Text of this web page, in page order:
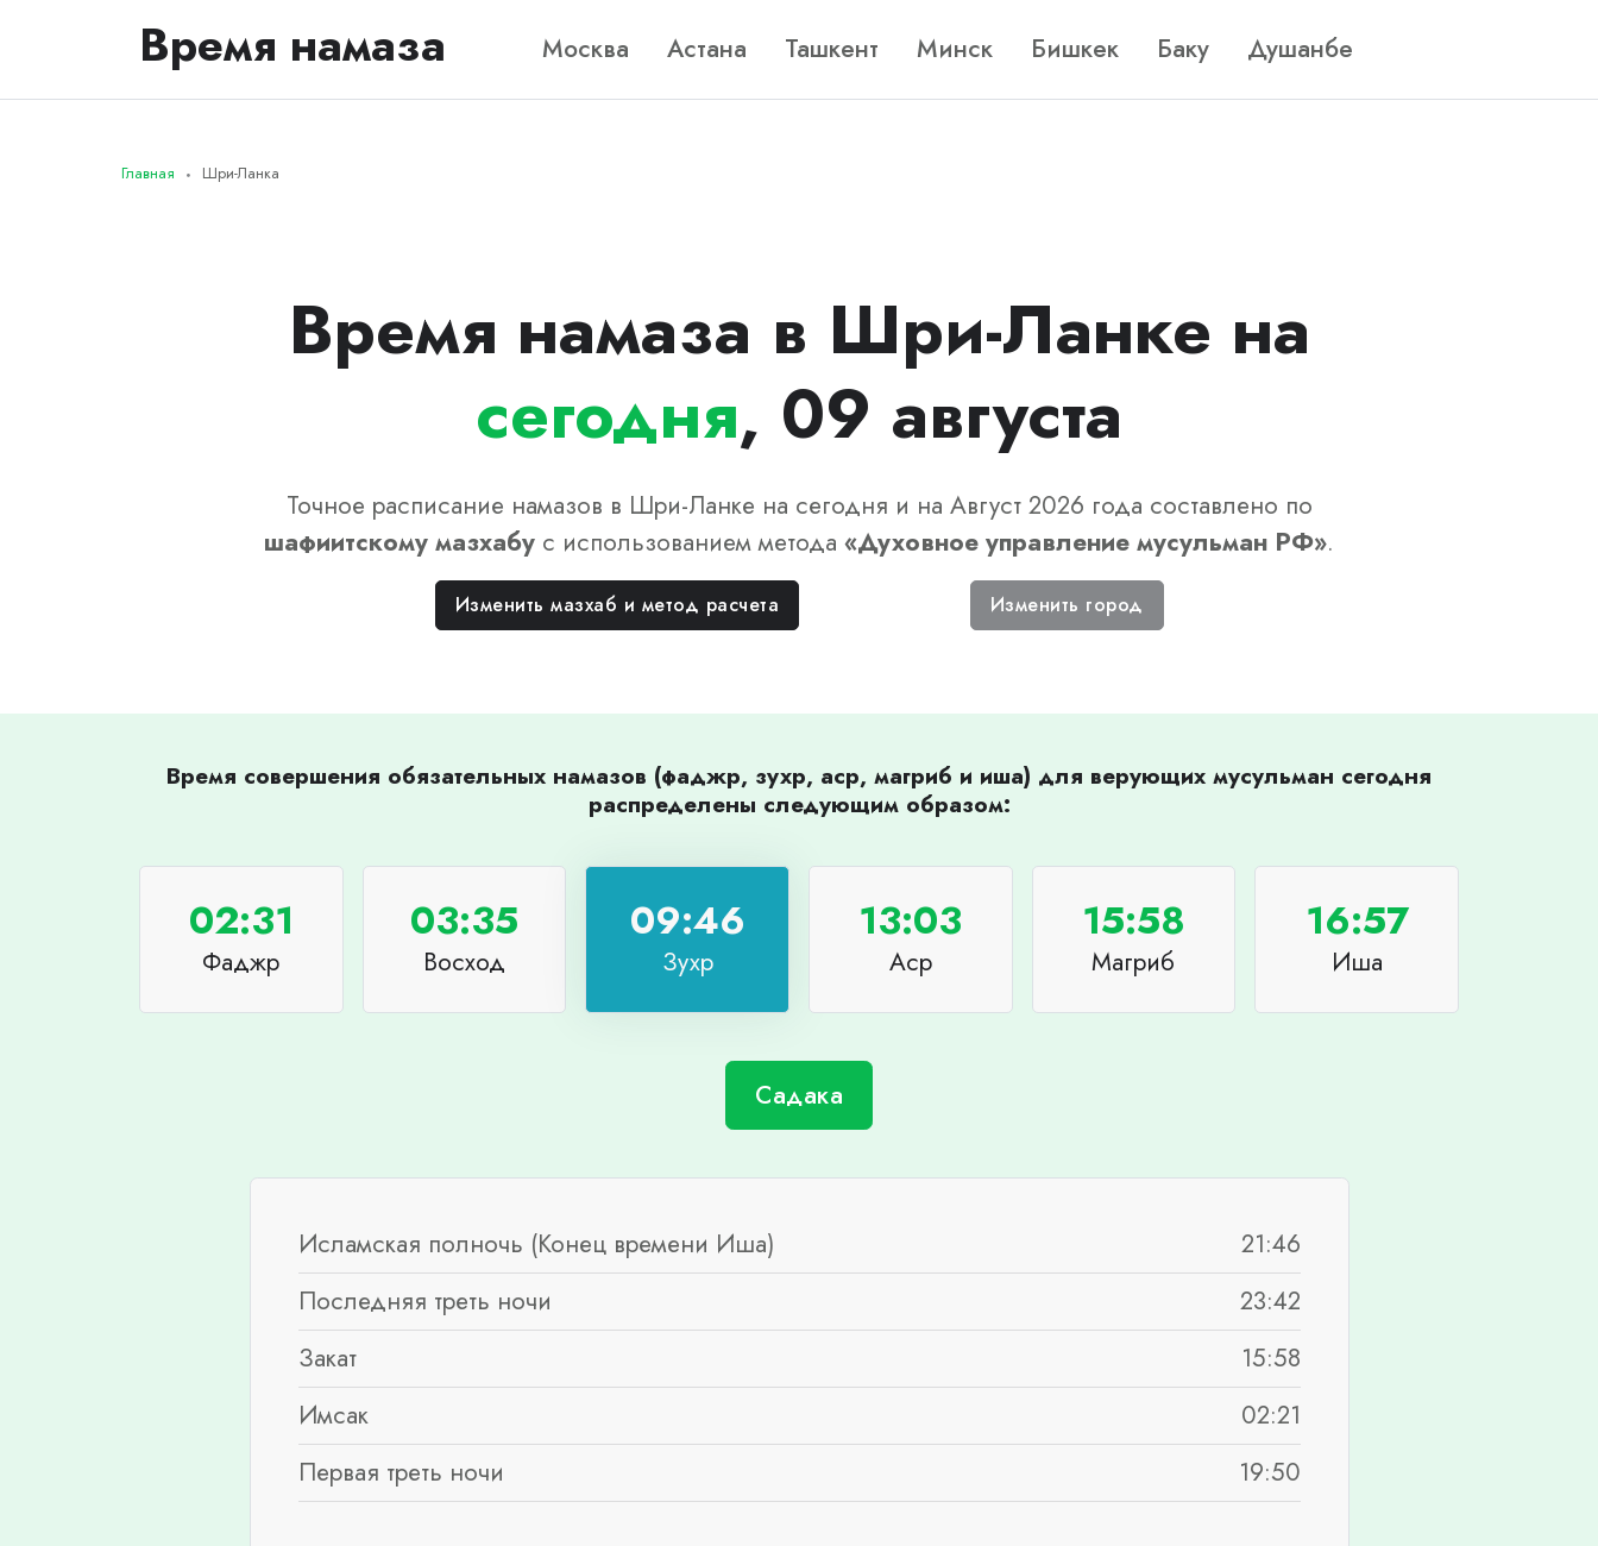
Время намаза Москва Астана Ташкент Минск Бишкек Баку Душанбе
Главная Шри-Ланка
Время намаза в Шри-Ланке на
сегодня, 09 августа
Точное расписание намазов в Шри-Ланке на сегодня и на Август 2026 года составлено по
шафиитскому мазхабу с использованием метода «Духовное управление мусульман РФ».
Изменить мазхаб и метод расчета Изменить город
Время совершения обязательных намазов (фаджр, зухр, аср, магриб и иша) для верующих мусульман сегодня
распределены следующим образом:
02:31
Фаджр
03:35
Восход
09:46
Зухр
13:03
Аср
15:58
Магриб
16:57
Иша
Садака
Исламская полночь (Конец времени Иша)
21:46
Последняя треть ночи
23:42
Закат
15:58
Имсак
02:21
Первая треть ночи
19:50